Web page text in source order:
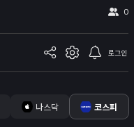
0
로그인
나스닥 코스피